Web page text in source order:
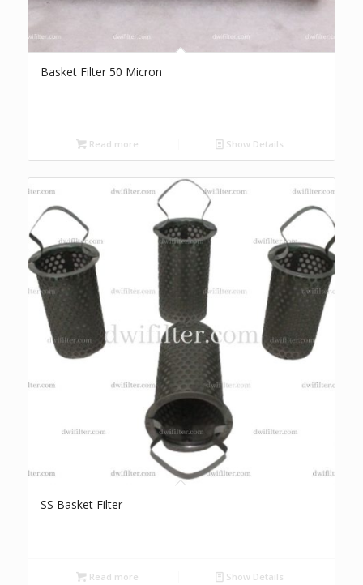
Basket Filter 50 Micron
Read more Show Details
SS Basket Filter
Read more Show Details